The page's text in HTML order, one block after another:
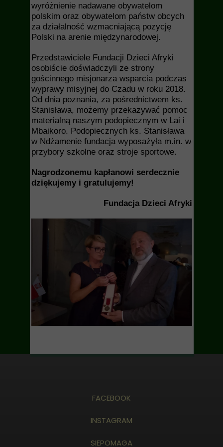
wyróżnienie nadawane obywatelom
polskim oraz obywatelom państw obcych
za działalność wzmacniającą pozycję
Polski na arenie międzynarodowej.
Przedstawiciele Fundacji Dzieci Afryki
osobiście doświadczyli ze strony
gościnnego misjonarza wsparcia podczas
wyprawy misyjnej do Czadu w roku 2018.
Od dnia poznania, za pośrednictwem ks.
Stanisława, możemy przekazywać pomoc
materialną naszym podopiecznym w Lai i
Mbaikoro. Podopiecznych ks. Stanisława
w Ndżamenie fundacja wyposażyła m.in. w
przybory szkolne oraz stroje sportowe.
Nagrodzonemu kapłanowi serdecznie
dziękujemy i gratulujemy!
Fundacja Dzieci Afryki
FACEBOOK
INSTAGRAM
SIEPOMAGA